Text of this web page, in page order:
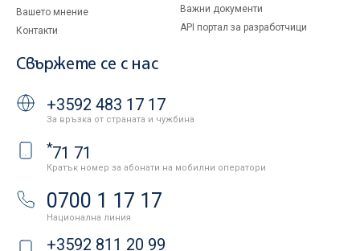
Вашето мнение
Контакти
Важни документи
API портал за разработчици
Свържете се с нас
+3592 483 17 17
За връзка от страната и чужбина
*71 71
Кратък номер за абонати на мобилни оператори
0700 1 17 17
Национална линия
+3592 811 20 99